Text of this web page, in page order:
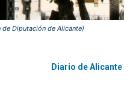
Diputación de Alicante)
Diario de Alicante